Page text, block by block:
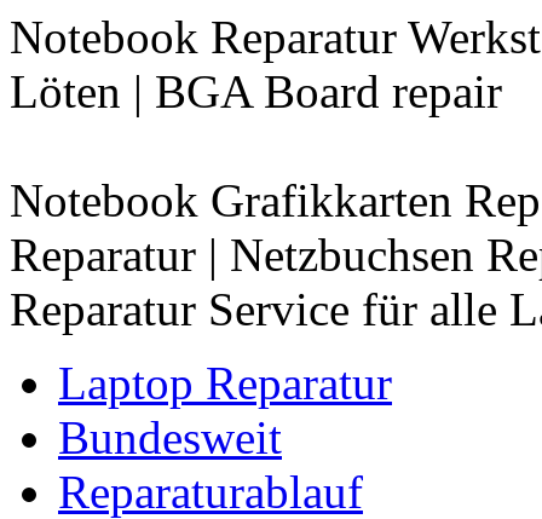
Notebook Reparatur
Löten | BGA Board repair
Notebook Grafikkarten
Reparatur | Netzbuchsen
Reparatur Service für alle
Laptop Reparatur
Bundesweit
Reparaturablauf